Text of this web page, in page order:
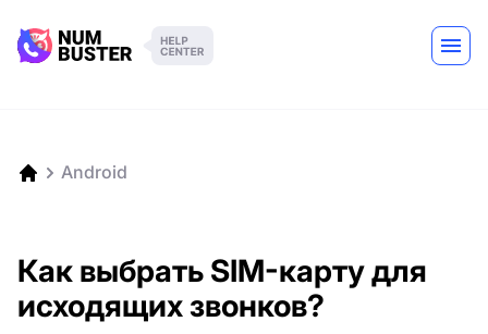
Android
Как выбрать SIM-карту для
исходящих звонков?